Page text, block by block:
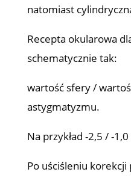
natomiast
Recepta okularowa
schematycznie tak:
wartość sfery /
astygmatyzmu.
Na przykład -2,5 / -
Po uściśleniu